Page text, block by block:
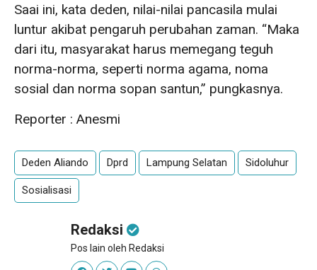
Saai ini, kata deden, nilai-nilai pancasila mulai
luntur akibat pengaruh perubahan zaman. “Maka
dari itu, masyarakat harus memegang teguh
norma-norma, seperti norma agama, noma
sosial dan norma sopan santun,” pungkasnya.
Reporter : Anesmi
Deden Aliando Dprd Lampung Selatan Sidoluhur
Sosialisasi
Redaksi
Pos lain oleh Redaksi